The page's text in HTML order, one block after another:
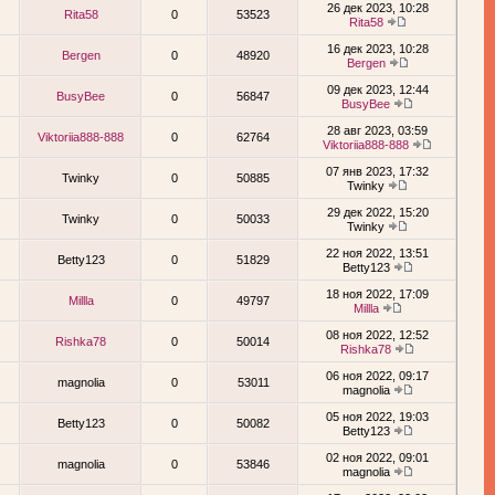
Rita58 0 53523
26 дек 2023, 10:28
Rita58
Bergen 0 48920
16 дек 2023, 10:28
Bergen
BusyBee 0 56847
09 дек 2023, 12:44
BusyBee
Viktoriia888-888 0 62764
28 авг 2023, 03:59
Viktoriia888-888
Twinky 0 50885
07 янв 2023, 17:32
Twinky
Twinky 0 50033
29 дек 2022, 15:20
Twinky
Betty123 0 51829
22 ноя 2022, 13:51
Betty123
Millla 0 49797
18 ноя 2022, 17:09
Millla
Rishka78 0 50014
08 ноя 2022, 12:52
Rishka78
magnolia 0 53011
06 ноя 2022, 09:17
magnolia
Betty123 0 50082
05 ноя 2022, 19:03
Betty123
magnolia 0 53846
02 ноя 2022, 09:01
magnolia